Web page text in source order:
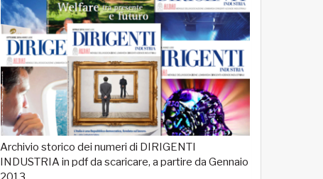
Archivio storico dei numeri di DIRIGENTI
INDUSTRIA in pdf da scaricare, a partire da Gennaio